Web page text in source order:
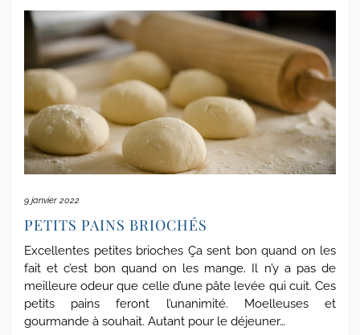
9 janvier 2022
PETITS PAINS BRIOCHÉS
Excellentes petites brioches Ça sent bon quand on les
fait et c’est bon quand on les mange. Il n’y a pas de
meilleure odeur que celle d’une pâte levée qui cuit. Ces
petits pains feront l’unanimité. Moelleuses et
gourmande à souhait. Autant pour le déjeuner…